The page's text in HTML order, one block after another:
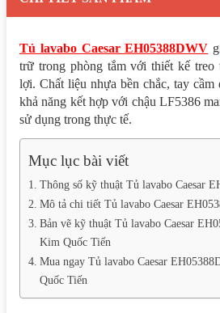
Tủ lavabo Caesar EH05388DWV
trữ trong phòng tắm với thiết kế treo
lợi. Chất liệu nhựa bền chắc, tay
khả năng kết hợp với chậu LF5386
sử dụng trong thực tế.
Mục lục bài viết
Thông số kỹ thuật Tủ lavabo Caesar
Mô tả chi tiết Tủ lavabo Caesar
Bản vẽ kỹ thuật Tủ lavabo Caesar
Kim Quốc Tiến
Mua ngay Tủ lavabo Caesar
Quốc Tiến